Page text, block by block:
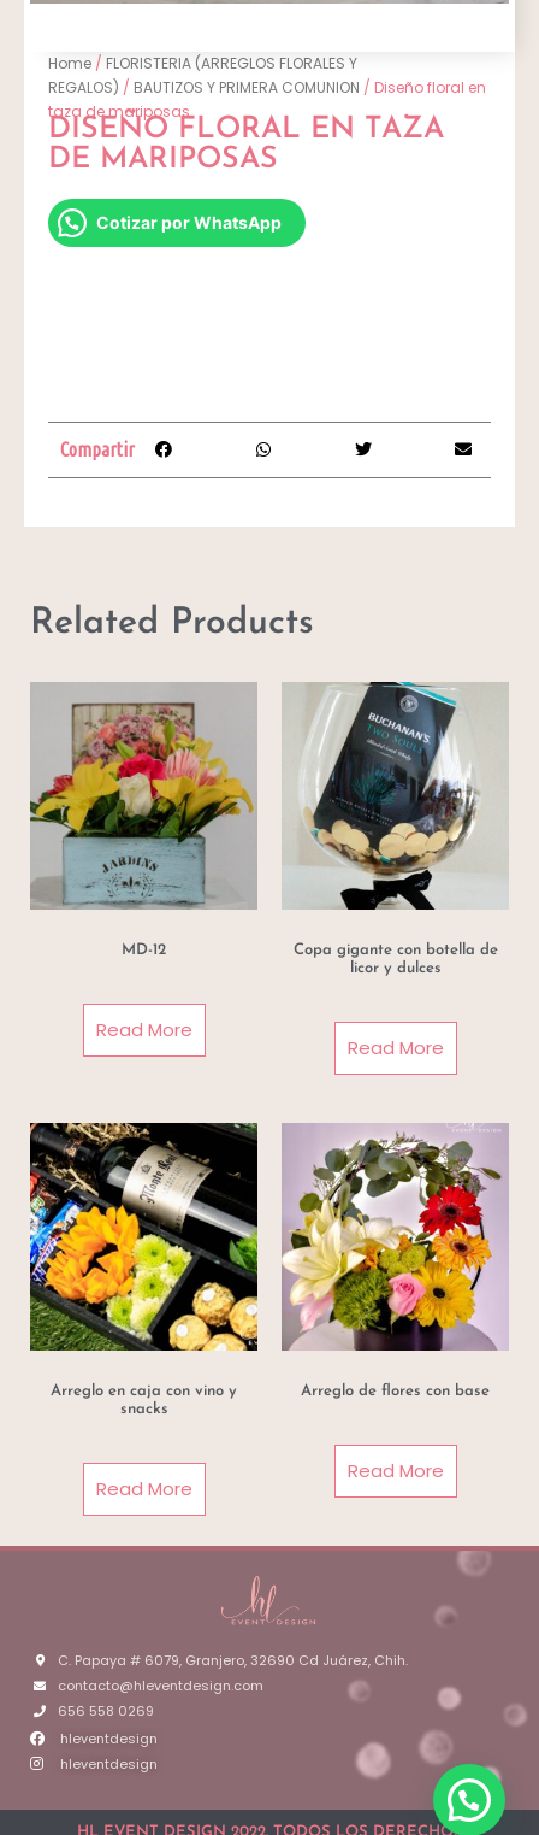
Home / FLORISTERIA (ARREGLOS FLORALES Y
REGALOS) / BAUTIZOS Y PRIMERA COMUNION / Diseño floral en
taza de mariposas
DISEÑO FLORAL EN TAZA
DE MARIPOSAS
Cotizar por WhatsApp
Compartir
Related Products
MD-12
Read More
Copa gigante con botella de
licor y dulces
Read More
Arreglo en caja con vino y
snacks
Read More
Arreglo de flores con base
Read More
C. Papaya # 6079, Granjero, 32690 Cd Juárez, Chih.
contacto@hleventdesign.com
656 558 0269
hleventdesign
hleventdesign